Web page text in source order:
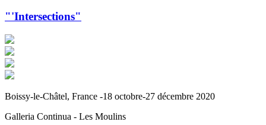
"'Intersections"
Boissy-le-Châtel, France -18 octobre-27 décembre 2020
Galleria Continua - Les Moulins